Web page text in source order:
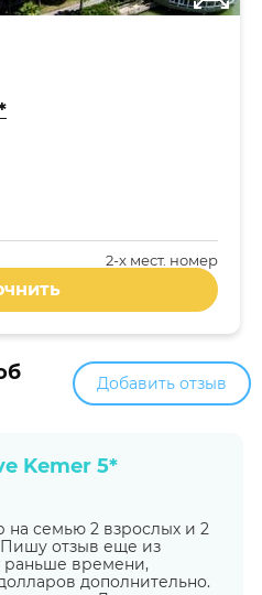
2-x мест. номер
Добавить отзыв
Kemer 5*
семью 2 взрослых и 2
Пишу отзыв еще из
раньше времени,
дополнительно.